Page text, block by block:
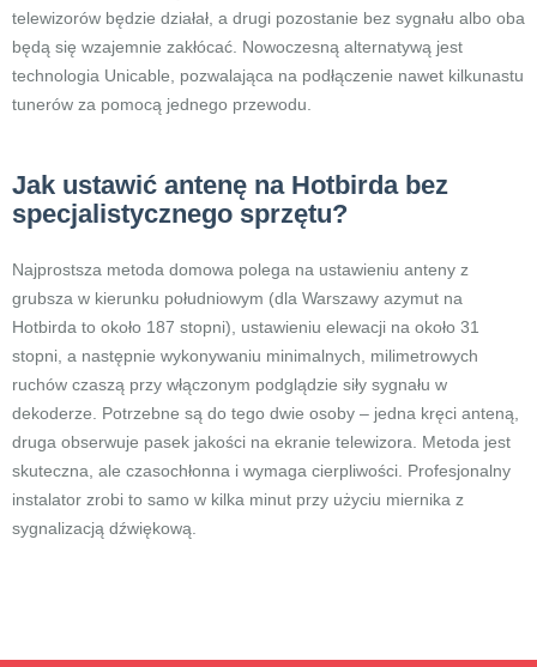
telewizorów będzie działał, a drugi pozostanie bez sygnału albo oba
będą się wzajemnie zakłócać. Nowoczesną alternatywą jest
technologia Unicable, pozwalająca na podłączenie nawet kilkunastu
tunerów za pomocą jednego przewodu.
Jak ustawić antenę na Hotbirda bez
specjalistycznego sprzętu?
Najprostsza metoda domowa polega na ustawieniu anteny z
grubsza w kierunku południowym (dla Warszawy azymut na
Hotbirda to około 187 stopni), ustawieniu elewacji na około 31
stopni, a następnie wykonywaniu minimalnych, milimetrowych
ruchów czaszą przy włączonym podglądzie siły sygnału w
dekoderze. Potrzebne są do tego dwie osoby – jedna kręci anteną,
druga obserwuje pasek jakości na ekranie telewizora. Metoda jest
skuteczna, ale czasochłonna i wymaga cierpliwości. Profesjonalny
instalator zrobi to samo w kilka minut przy użyciu miernika z
sygnalizacją dźwiękową.